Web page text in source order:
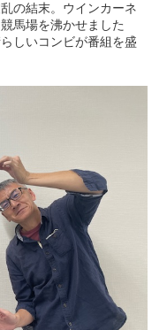
の結末。ウインカーネ
馬場を沸かせました
しいコンビが番組を盛